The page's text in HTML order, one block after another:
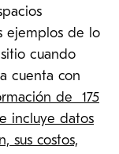
ejemplos de lo
cuando
cuenta con
de 175
incluye datos
sus costos,